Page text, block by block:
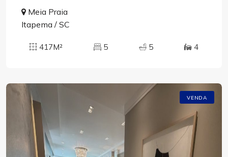
Meia Praia
Itapema / SC
417M² 5 5 4
VENDA